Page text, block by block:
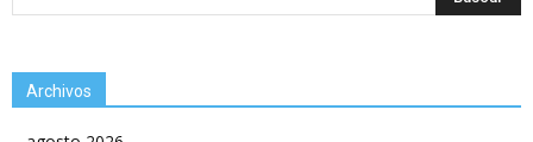
Archivos